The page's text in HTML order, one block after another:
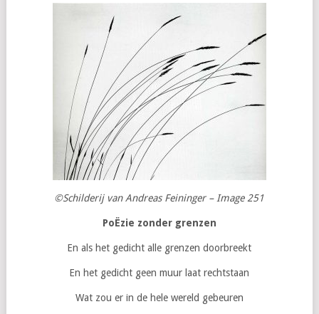
©Schilderij van Andreas Feininger – Image 251
PoËzie zonder grenzen
En als het gedicht alle grenzen doorbreekt
En het gedicht geen muur laat rechtstaan
Wat zou er in de hele wereld gebeuren